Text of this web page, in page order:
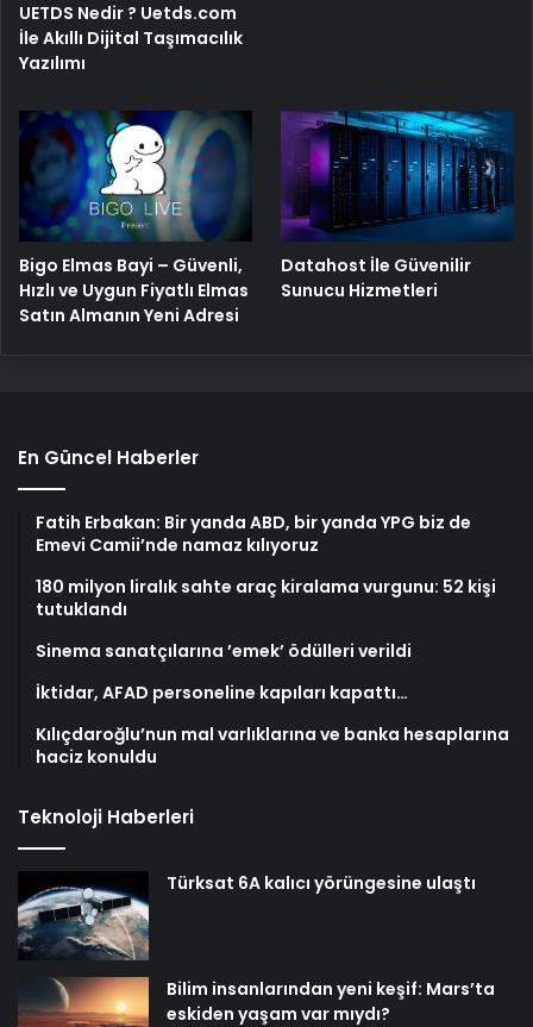
UETDS Nedir ? Uetds.com
İle Akıllı Dijital Taşımacılık
Yazılımı
Bigo Elmas Bayi – Güvenli,
Hızlı ve Uygun Fiyatlı Elmas
Satın Almanın Yeni Adresi
Datahost İle Güvenilir
Sunucu Hizmetleri
En Güncel Haberler
Fatih Erbakan: Bir yanda ABD, bir yanda YPG biz de
Emevi Camii’nde namaz kılıyoruz
180 milyon liralık sahte araç kiralama vurgunu: 52 kişi
tutuklandı
Sinema sanatçılarına ’emek’ ödülleri verildi
İktidar, AFAD personeline kapıları kapattı…
Kılıçdaroğlu’nun mal varlıklarına ve banka hesaplarına
haciz konuldu
Teknoloji Haberleri
Türksat 6A kalıcı yörüngesine ulaştı
Bilim insanlarından yeni keşif: Mars’ta
eskiden yaşam var mıydı?